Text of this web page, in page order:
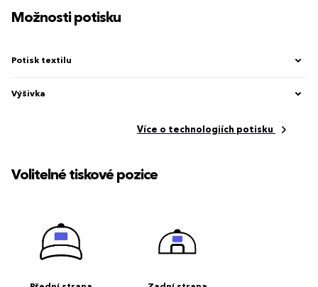
Možnosti potisku
Potisk textilu
Výšivka
Více o technologiích potisku
Volitelné tiskové pozice